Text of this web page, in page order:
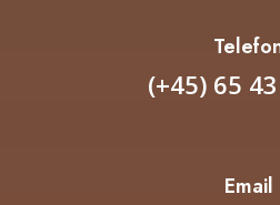
(+45) 65
Email